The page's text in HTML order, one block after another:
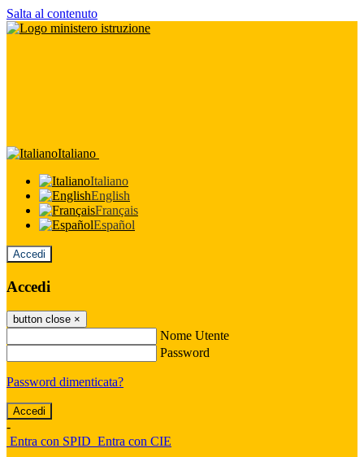
Salta al contenuto
Italiano
Italiano
English
Français
Español
Accedi
Accedi
button close ×
Nome Utente
Password
Password dimenticata?
-
Entra con SPID Entra con CIE